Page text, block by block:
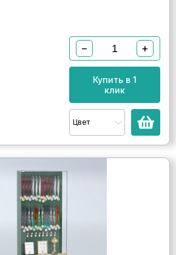
− +
Купить в 1
клик
Цвет